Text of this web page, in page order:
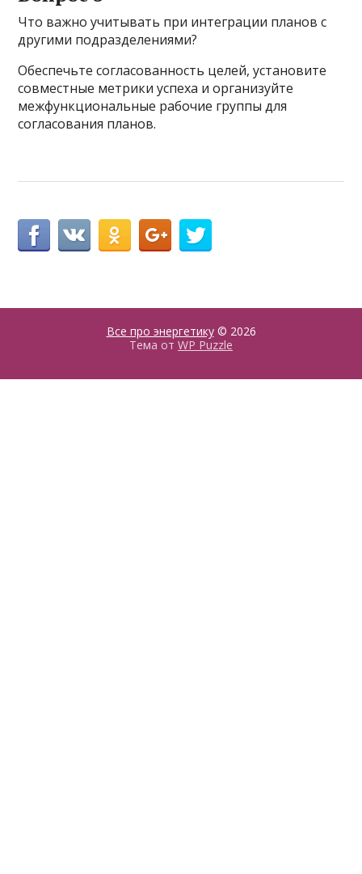
Что важно учитывать при интеграции планов с
другими подразделениями?
Обеспечьте согласованность целей, установите
совместные метрики успеха и организуйте
межфункциональные рабочие группы для
согласования планов.
Все про энергетику© 2026
Тема от WP Puzzle